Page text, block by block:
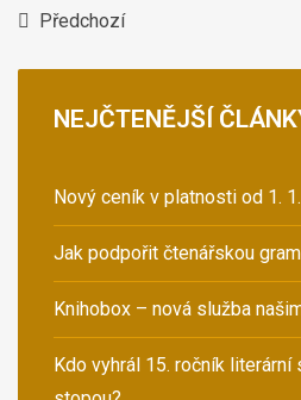
Předchozí
NEJČTENĚJŠÍ
Nový ceník v platnosti od 1.
Jak podpořit čtenářskou
Knihobox – nová služba
Kdo vyhrál 15. ročník literární